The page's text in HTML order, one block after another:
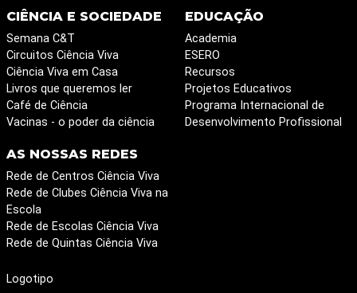
CIÊNCIA E SOCIEDADE
Semana C&T
Circuitos Ciência Viva
Ciência Viva em Casa
Livros que queremos ler
Café de Ciência
Vacinas - o poder da ciência
EDUCAÇÃO
Academia
ESERO
Recursos
Projetos Educativos
Programa Internacional de
Desenvolvimento Profissional
AS NOSSAS REDES
Rede de Centros Ciência Viva
Rede de Clubes Ciência Viva na
Escola
Rede de Escolas Ciência Viva
Rede de Quintas Ciência Viva
Logotipo